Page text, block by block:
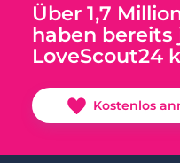
Über 1,7
haben
LoveScout24
Kostenlos